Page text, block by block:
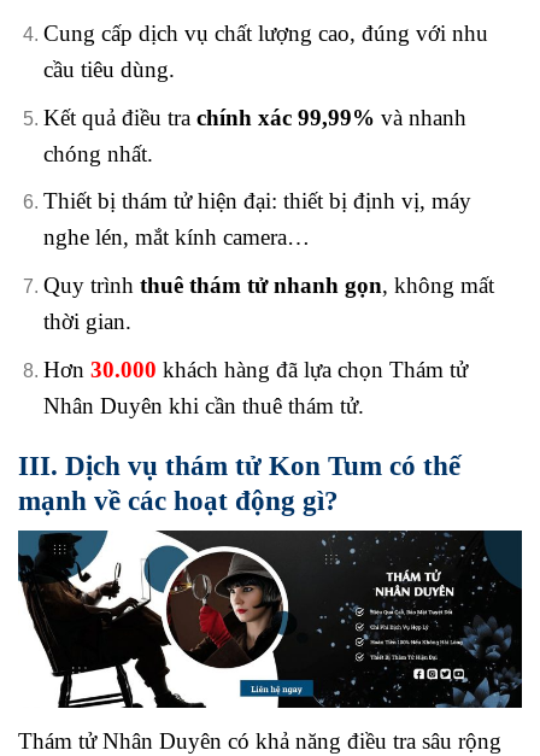
Cung cấp dịch vụ chất lượng cao, đúng với nhu
cầu tiêu dùng.
Kết quả điều tra chính xác 99,99% và nhanh
chóng nhất.
Thiết bị thám tử hiện đại: thiết bị định vị, máy
nghe lén, mắt kính camera…
Quy trình thuê thám tử nhanh gọn, không mất
thời gian.
Hơn 30.000 khách hàng đã lựa chọn Thám tử
Nhân Duyên khi cần thuê thám tử.
III. Dịch vụ thám tử Kon Tum có thế
mạnh về các hoạt động gì?
Thám tử Nhân Duyên có khả năng điều tra sâu rộng